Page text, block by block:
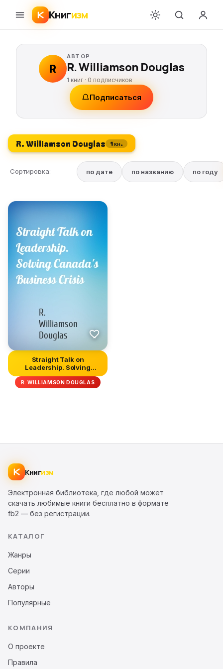
Книгизм
R
АВТОР
R. Williamson Douglas
1 книг · 0 подписчиков
Подписаться
R. Williamson Douglas 1 кн.
Сортировка: по дате по названию по году
Straight Talk on
Leadership. Solving
Canada's Busi...
R. WILLIAMSON DOUGLAS
Книгизм
Электронная библиотека, где любой может
скачать любимые книги бесплатно в формате
fb2 — без регистрации.
КАТАЛОГ
Жанры
Серии
Авторы
Популярные
КОМПАНИЯ
О проекте
Правила